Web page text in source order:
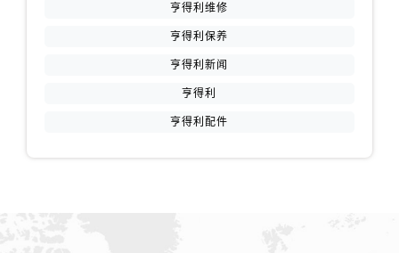
亨得利维修
亨得利保养
亨得利新闻
亨得利
亨得利配件